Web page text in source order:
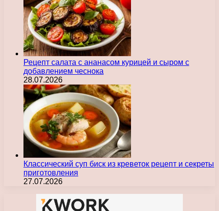
Рецепт салата с ананасом курицей и сыром с
добавлением чеснока
28.07.2026
Классический суп биск из креветок рецепт и секреты
приготовления
27.07.2026